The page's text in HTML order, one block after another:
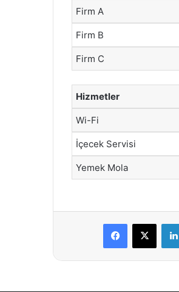
Firm A
Firm B
Firm C
Hizmetler
Wi-Fi
İçecek Servisi
Yemek Mola
Facebook
X